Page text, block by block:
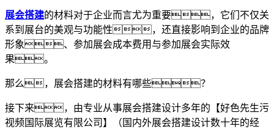
展会搭建的材料对于企业而言尤为重要，它们不仅关
系到展台的美观与功能性，还直接影响到企业的品牌
形象、参加展会成本费用与参加展会实际效
果。
那么，展会搭建的材料有哪些？
接下来，由专业从事展会搭建设计多年的【好色先生污
视频国际展览有限公司】（国内外展会搭建设计数十年的经